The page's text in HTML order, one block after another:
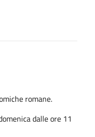
romane.
dalle ore 11